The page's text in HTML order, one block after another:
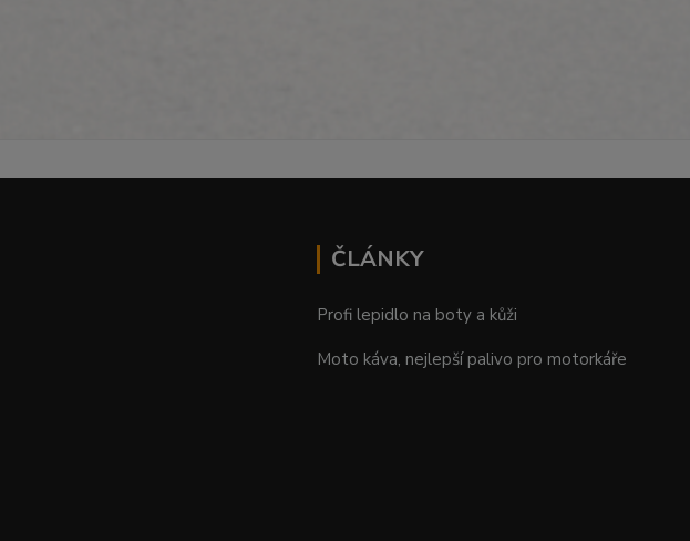
ČLÁNKY
Profi lepidlo na boty a kůži
Moto káva, nejlepší palivo pro motorkáře